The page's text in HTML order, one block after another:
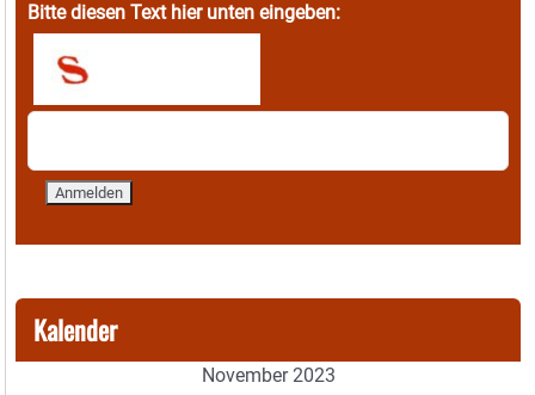
Bitte diesen Text hier unten eingeben:
Kalender
November 2023